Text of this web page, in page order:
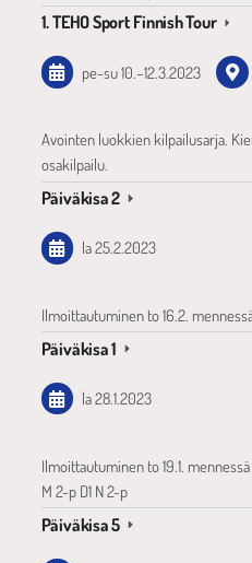
1. TEHO Sport Finnish Tour
pe-su10. –12.3.2023
Avointen luokkien kilpailusarja.
osakilpailu.
Päiväkisa 2
la 25.2.2023
Ilmoittautuminen to 16.2.
Päiväkisa 1
la 28.1.2023
Ilmoittautuminen to 19.1.
M 2-p D1 N 2-p
Päiväkisa 5